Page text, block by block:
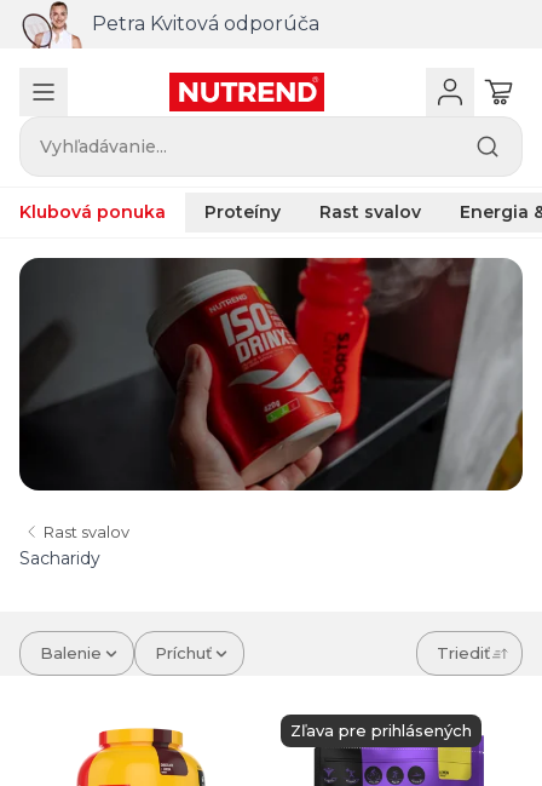
Petra Kvitová odporúča
Vyhľadávanie...
Klubová ponuka Proteíny Rast svalov Energia
Rast svalov
Sacharidy
Balenie Príchuť Triediť
Zľava pre prihlásených